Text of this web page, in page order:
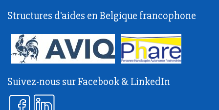
Structures d'aides en Belgique francophone
Suivez-nous sur Facebook & LinkedIn